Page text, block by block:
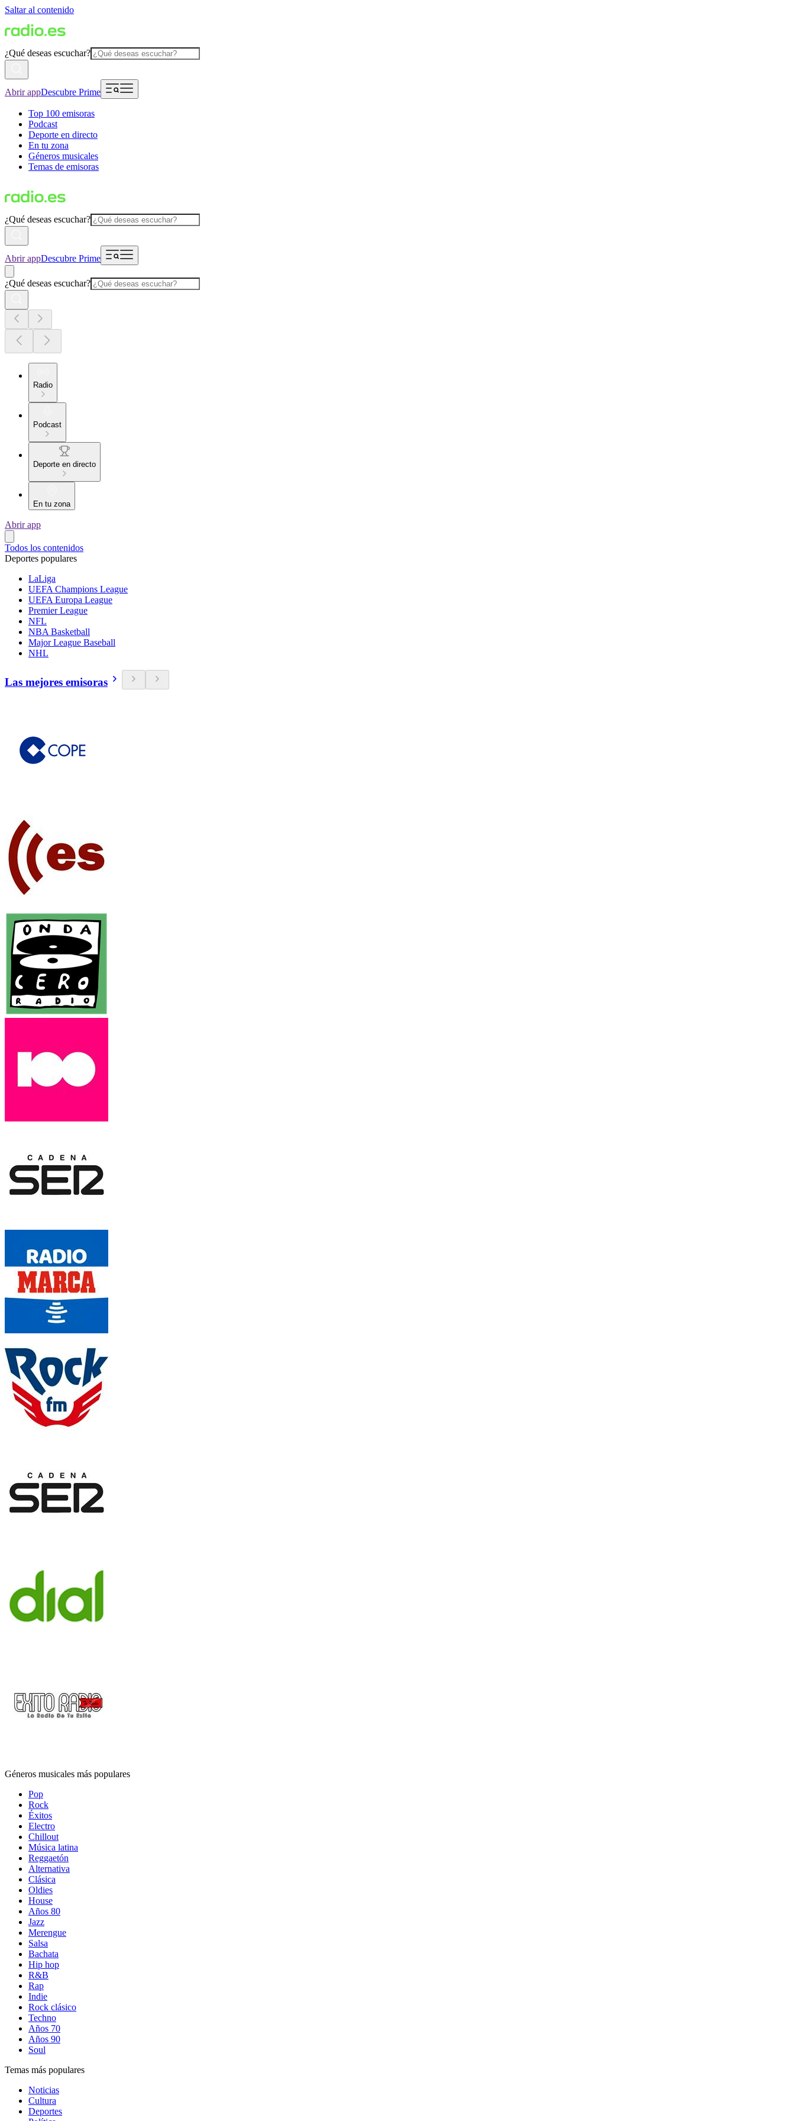
Saltar al contenido
¿Qué deseas escuchar?
Abrir appDescubre Prime
Top 100 emisoras
Podcast
Deporte en directo
En tu zona
Géneros musicales
Temas de emisoras
¿Qué deseas escuchar?
Abrir appDescubre Prime
¿Qué deseas escuchar?
Radio
Podcast
Deporte en directo
En tu zona
Abrir app
Todos los contenidos
Deportes populares
LaLiga
UEFA Champions League
UEFA Europa League
Premier League
NFL
NBA Basketball
Major League Baseball
NHL
Las mejores emisoras
Géneros musicales más populares
Pop
Rock
Éxitos
Electro
Chillout
Música latina
Reggaetón
Alternativa
Clásica
Oldies
House
Años 80
Jazz
Merengue
Salsa
Bachata
Hip hop
R&B
Rap
Indie
Rock clásico
Techno
Años 70
Años 90
Soul
Temas más populares
Noticias
Cultura
Deportes